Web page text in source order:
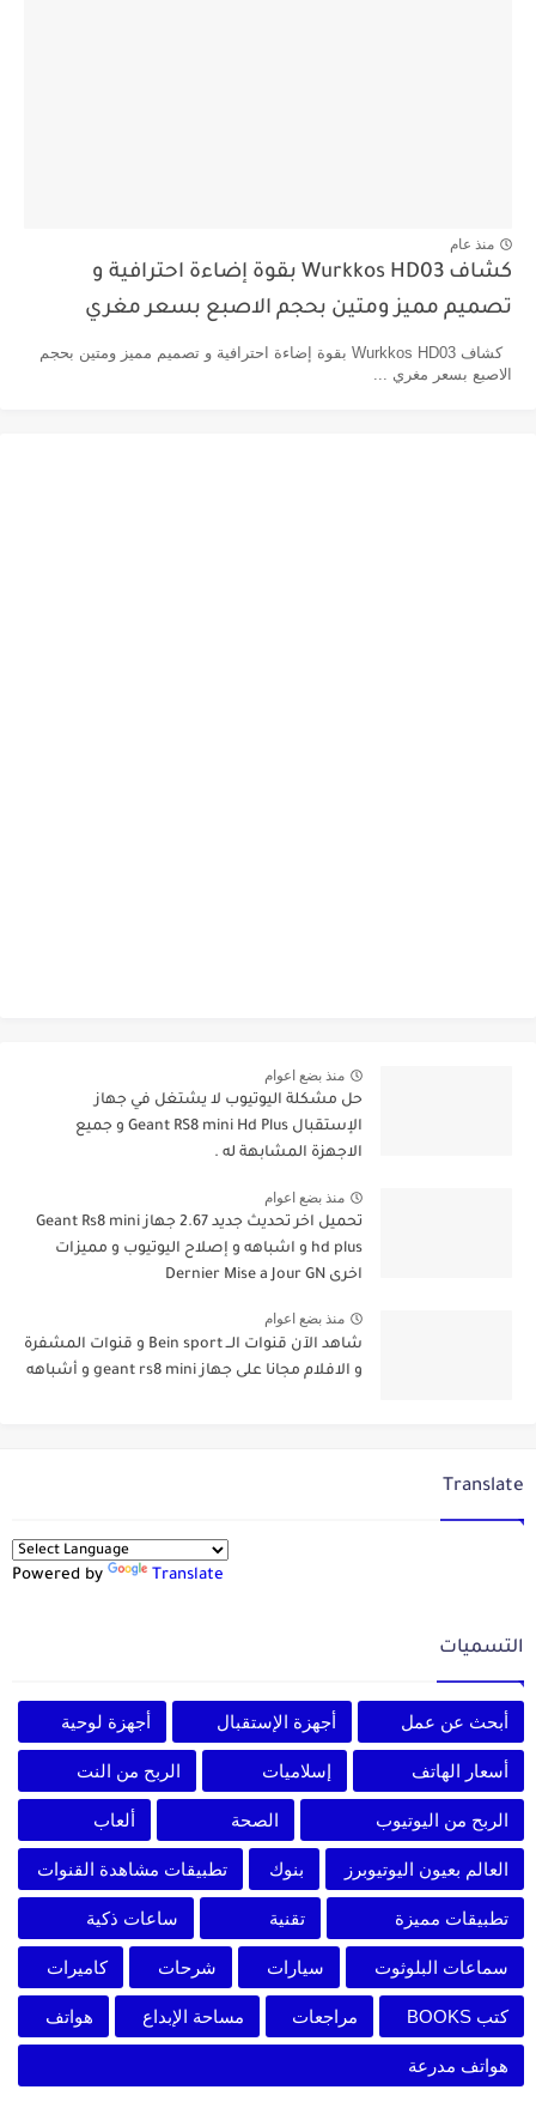
منذ عام
كشاف Wurkkos HD03 بقوة إضاءة احترافية و
تصميم مميز ومتين بحجم الاصبع بسعر مغري
كشاف Wurkkos HD03 بقوة إضاءة احترافية و تصميم مميز ومتين بحجم
الاصبع بسعر مغري ...
منذ بضع اعوام
حل مشكلة اليوتيوب لا يشتغل في جهاز
الإستقبال Geant RS8 mini Hd Plus و جميع
الاجهزة المشابهة له .
منذ بضع اعوام
تحميل اخر تحديث جديد 2.67 جهاز Geant Rs8 mini
hd plus و اشباهه و إصلاح اليوتيوب و مميزات
اخرى Dernier Mise a Jour GN
منذ بضع اعوام
شاهد الآن قنوات الــ Bein sport و قنوات المشفرة
و الافلام مجانا على جهاز geant rs8 mini و أشباهه
Translate
Powered by Translate
التسميات
أبحث عن عمل أجهزة الإستقبال أجهزة لوحية
أسعار الهاتف إسلاميات الربح من النت
الربح من اليوتيوب الصحة ألعاب
العالم بعيون اليوتيوبرز بنوك تطبيقات مشاهدة القنوات
تطبيقات مميزة تقنية ساعات ذكية
سماعات البلوثوت سيارات شرحات كاميرات
كتب BOOKS مراجعات مساحة الإبداع هواتف
هواتف مدرعة